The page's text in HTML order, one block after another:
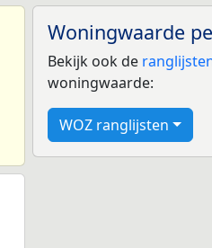
Woningwaarde
Bekijk ook de
woningwaarde:
WOZ ranglijsten